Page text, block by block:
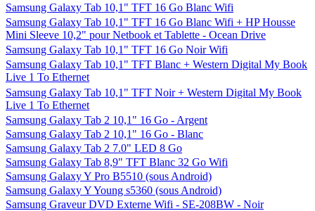
Samsung Galaxy Tab 10,1" TFT 16 Go Blanc Wifi
Samsung Galaxy Tab 10,1" TFT 16 Go Blanc Wifi + HP Housse
Mini Sleeve 10,2" pour Netbook et Tablette - Ocean Drive
Samsung Galaxy Tab 10,1" TFT 16 Go Noir Wifi
Samsung Galaxy Tab 10,1" TFT Blanc + Western Digital My Book
Live 1 To Ethernet
Samsung Galaxy Tab 10,1" TFT Noir + Western Digital My Book
Live 1 To Ethernet
Samsung Galaxy Tab 2 10,1" 16 Go - Argent
Samsung Galaxy Tab 2 10,1" 16 Go - Blanc
Samsung Galaxy Tab 2 7.0" LED 8 Go
Samsung Galaxy Tab 8,9" TFT Blanc 32 Go Wifi
Samsung Galaxy Y Pro B5510 (sous Android)
Samsung Galaxy Y Young s5360 (sous Android)
Samsung Graveur DVD Externe Wifi - SE-208BW - Noir